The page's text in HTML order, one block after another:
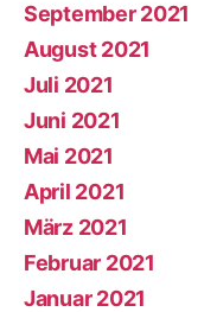
September 2021
August 2021
Juli 2021
Juni 2021
Mai 2021
April 2021
März 2021
Februar 2021
Januar 2021